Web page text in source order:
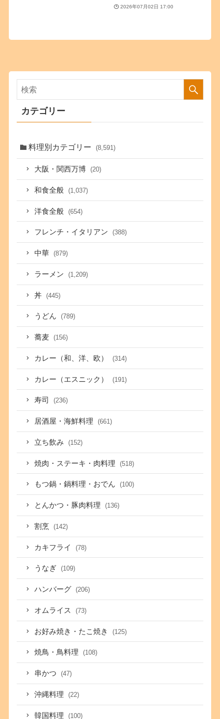
2026年07月02日 17:00
カテゴリー
料理別カテゴリー (8,591)
大阪・関西万博 (20)
和食全般 (1,037)
洋食全般 (654)
フレンチ・イタリアン (388)
中華 (879)
ラーメン (1,209)
丼 (445)
うどん (789)
蕎麦 (156)
カレー（和、洋、欧） (314)
カレー（エスニック） (191)
寿司 (236)
居酒屋・海鮮料理 (661)
立ち飲み (152)
焼肉・ステーキ・肉料理 (518)
もつ鍋・鍋料理・おでん (100)
とんかつ・豚肉料理 (136)
割烹 (142)
カキフライ (78)
うなぎ (109)
ハンバーグ (206)
オムライス (73)
お好み焼き・たこ焼き (125)
焼鳥・鳥料理 (108)
串かつ (47)
沖縄料理 (22)
韓国料理 (100)